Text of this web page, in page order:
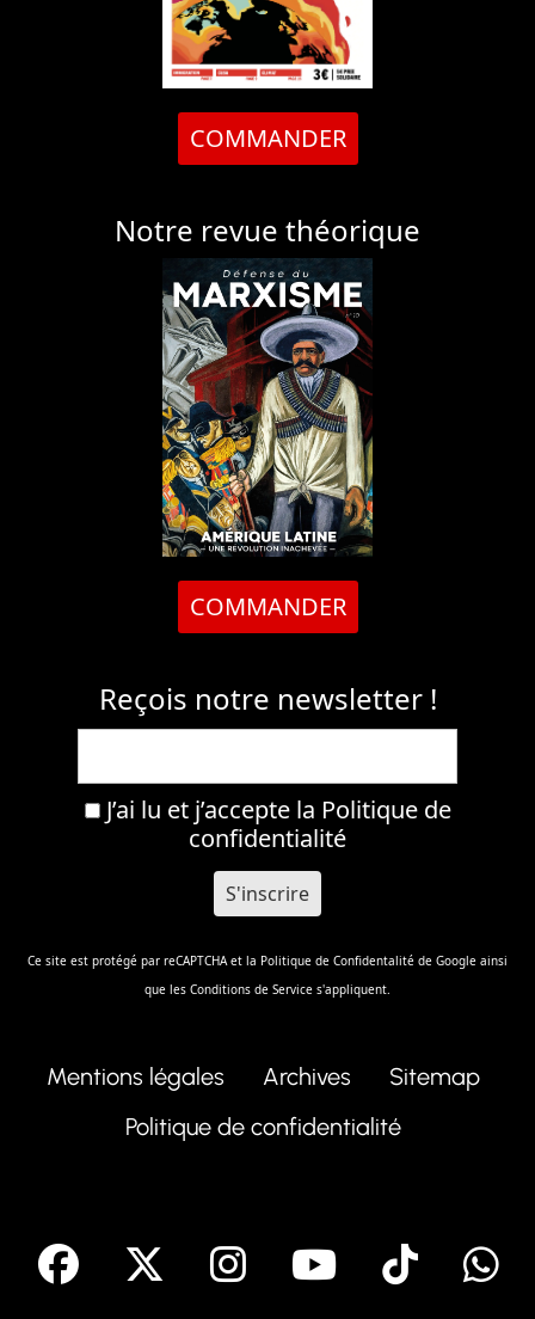
COMMANDER
Notre revue théorique
COMMANDER
Reçois notre newsletter !
J’ai lu et j’accepte la Politique de
confidentialité
Ce site est protégé par reCAPTCHA et la Politique de Confidentalité de Google ainsi
que les Conditions de Service s'appliquent.
Mentions légales Archives
Sitemap
Politique de confidentialité
facebook Instagram
Youtube
Tik